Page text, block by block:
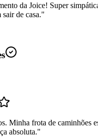
da Joice! Super
sair de casa."
Minha frota de caminhões
absoluta."